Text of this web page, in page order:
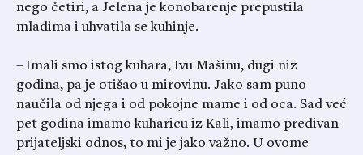
nego četiri, a Jelena je konobarenje prepustila
mlađima i uhvatila se kuhinje.
– Imali smo istog kuhara, Ivu Mašinu, dugi niz
godina, pa je otišao u mirovinu. Jako sam puno
naučila od njega i od pokojne mame i od oca. Sad već
pet godina imamo kuharicu iz Kali, imamo predivan
prijateljski odnos, to mi je jako važno. U ovome